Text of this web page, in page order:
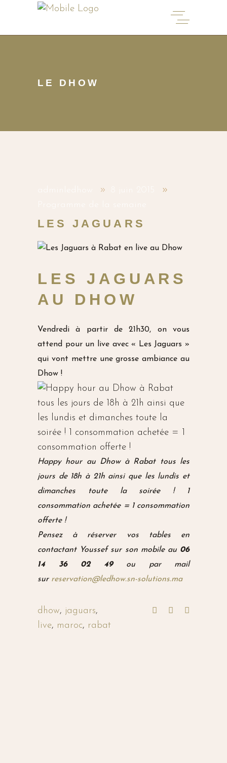
LE DHOW
LES JAGUARS
LES JAGUARS
AU DHOW
Vendredi à partir de 21h30, on vous
attend pour un live avec « Les Jaguars »
qui vont mettre une grosse ambiance au
Dhow !
Happy hour au Dhow à Rabat tous les
jours de 18h à 21h ainsi que les lundis et
dimanches toute la soirée ! 1
consommation achetée = 1 consommation
offerte !
Pensez à réserver vos tables en
contactant Youssefsur son mobile au 06
14 36 02 49ou par mail
sur reservation@ledhow.sn-solutions.ma
dhow, jaguars,
live, maroc, rabat